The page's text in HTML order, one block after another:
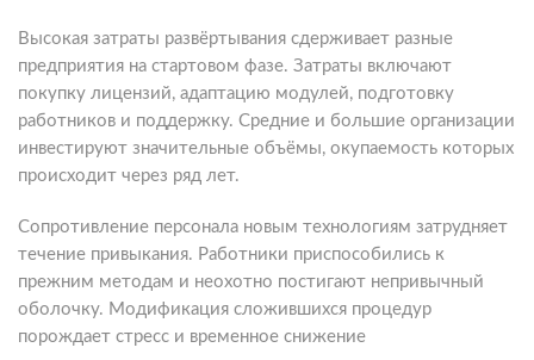
Высокая затраты развёртывания сдерживает разные
предприятия на стартовом фазе. Затраты включают
покупку лицензий, адаптацию модулей, подготовку
работников и поддержку. Средние и большие организации
инвестируют значительные объёмы, окупаемость которых
происходит через ряд лет.
Сопротивление персонала новым технологиям затрудняет
течение привыкания. Работники приспособились к
прежним методам и неохотно постигают непривычный
оболочку. Модификация сложившихся процедур
порождает стресс и временное снижение